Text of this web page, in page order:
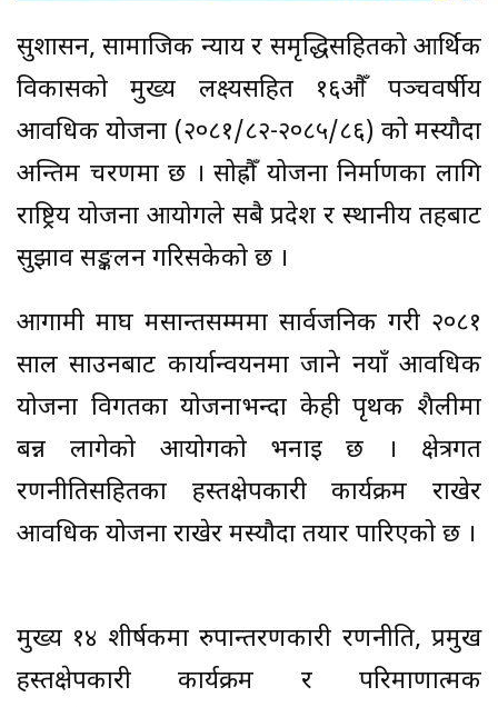
सुशासन, सामाजिक न्याय र समृद्धिसहितको आर्थिक
विकासको मुख्य लक्ष्यसहित १६औँ पञ्चवर्षीय
आवधिक योजना (२०८१/८२-२०८५/८६) को मस्यौदा
अन्तिम चरणमा छ । सोह्रौँ योजना निर्माणका लागि
राष्ट्रिय योजना आयोगले सबै प्रदेश र स्थानीय तहबाट
सुझाव सङ्कलन गरिसकेको छ ।
आगामी माघ मसान्तसम्ममा सार्वजनिक गरी २०८१
साल साउनबाट कार्यान्वयनमा जाने नयाँ आवधिक
योजना विगतका योजनाभन्दा केही पृथक शैलीमा
बन्न लागेको आयोगको भनाइ छ । क्षेत्रगत
रणनीतिसहितका हस्तक्षेपकारी कार्यक्रम राखेर
आवधिक योजना राखेर मस्यौदा तयार पारिएको छ ।
मुख्य १४ शीर्षकमा रुपान्तरणकारी रणनीति, प्रमुख
हस्तक्षेपकारी कार्यक्रम र परिमाणात्मक